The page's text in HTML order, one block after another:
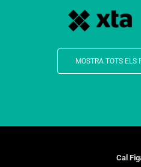
MOSTRA TOTS ELS
Cal